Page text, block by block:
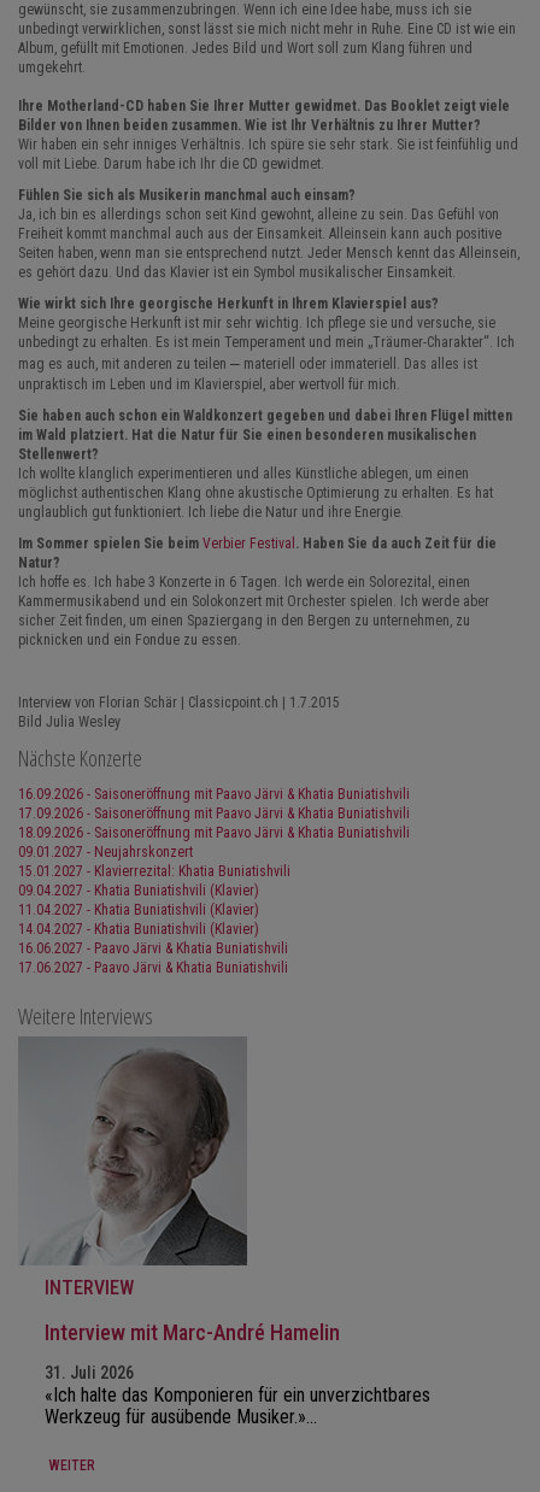
gewünscht, sie zusammenzubringen. Wenn ich eine Idee habe, muss ich sie
unbedingt verwirklichen, sonst lässt sie mich nicht mehr in Ruhe. Eine CD ist wie ein
Album, gefüllt mit Emotionen. Jedes Bild und Wort soll zum Klang führen und
umgekehrt.
Ihre Motherland-CD haben Sie Ihrer Mutter gewidmet. Das Booklet zeigt viele
Bilder von Ihnen beiden zusammen. Wie ist Ihr Verhältnis zu Ihrer Mutter?
Wir haben ein sehr inniges Verhältnis. Ich spüre sie sehr stark. Sie ist feinfühlig und
voll mit Liebe. Darum habe ich Ihr die CD gewidmet.
Fühlen Sie sich als Musikerin manchmal auch einsam?
Ja, ich bin es allerdings schon seit Kind gewohnt, alleine zu sein. Das Gefühl von
Freiheit kommt manchmal auch aus der Einsamkeit. Alleinsein kann auch positive
Seiten haben, wenn man sie entsprechend nutzt. Jeder Mensch kennt das Alleinsein,
es gehört dazu. Und das Klavier ist ein Symbol musikalischer Einsamkeit.
Wie wirkt sich Ihre georgische Herkunft in Ihrem Klavierspiel aus?
Meine georgische Herkunft ist mir sehr wichtig. Ich pflege sie und versuche, sie
unbedingt zu erhalten. Es ist mein Temperament und mein „Träumer-Charakter“. Ich
mag es auch, mit anderen zu teilen – materiell oder immateriell. Das alles ist
unpraktisch im Leben und im Klavierspiel, aber wertvoll für mich.
Sie haben auch schon ein Waldkonzert gegeben und dabei Ihren Flügel mitten
im Wald platziert. Hat die Natur für Sie einen besonderen musikalischen
Stellenwert?
Ich wollte klanglich experimentieren und alles Künstliche ablegen, um einen
möglichst authentischen Klang ohne akustische Optimierung zu erhalten. Es hat
unglaublich gut funktioniert. Ich liebe die Natur und ihre Energie.
Im Sommer spielen Sie beim Verbier Festival . Haben Sie da auch Zeit für die
Natur?
Ich hoffe es. Ich habe 3 Konzerte in 6 Tagen. Ich werde ein Solorezital, einen
Kammermusikabend und ein Solokonzert mit Orchester spielen. Ich werde aber
sicher Zeit finden, um einen Spaziergang in den Bergen zu unternehmen, zu
picknicken und ein Fondue zu essen.
Interview von Florian Schär | Classicpoint.ch | 1.7.2015
Bild Julia Wesley
Nächste Konzerte
16.09.2026 - Saisoneröffnung mit Paavo Järvi & Khatia Buniatishvili
17.09.2026 - Saisoneröffnung mit Paavo Järvi & Khatia Buniatishvili
18.09.2026 - Saisoneröffnung mit Paavo Järvi & Khatia Buniatishvili
09.01.2027 - Neujahrskonzert
15.01.2027 - Klavierrezital: Khatia Buniatishvili
09.04.2027 - Khatia Buniatishvili (Klavier)
11.04.2027 - Khatia Buniatishvili (Klavier)
14.04.2027 - Khatia Buniatishvili (Klavier)
16.06.2027 - Paavo Järvi & Khatia Buniatishvili
17.06.2027 - Paavo Järvi & Khatia Buniatishvili
Weitere Interviews
INTERVIEW
Interview mit Marc-André Hamelin
31. Juli 2026
«Ich halte das Komponieren für ein unverzichtbares
Werkzeug für ausübende Musiker.»…
WEITER